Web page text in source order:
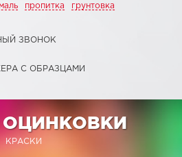
пропитка грунтовка
ЗВОНОК
С ОБРАЗЦАМИ
КРАСКИ